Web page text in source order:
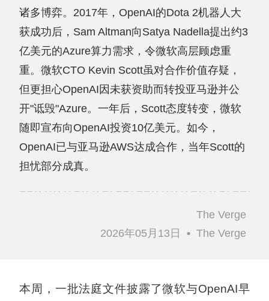
诸多博弈。2017年，OpenAI的Dota 2机器人大
获成功后，Sam Altman向Satya Nadella提出约3
亿美元的Azure算力需求，令微软高层顾虑重
重。微软CTO Kevin Scott虽对合作价值存疑，
但更担心OpenAI因未获资助而转投亚马逊并公
开"诋毁"Azure。一年后，Scott态度转变，微软
随即宣布向OpenAI投资10亿美元。如今，
OpenAI已与亚马逊AWS达成合作，当年Scott的
担忧部分成真。
The Verge
2026年05月13日
• The Verge
本周，一批法庭文件披露了微软与OpenAI早